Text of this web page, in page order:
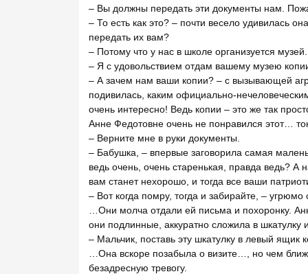
– Вы должны передать эти документы нам.
– То есть как это? – почти весело удивилась
передать их вам?
– Потому что у нас в школе организуется музей.
– Я с удовольствием отдам вашему музею
– А зачем нам ваши копии? – с вызывающей
подивилась, каким официально-
очень интересно! Ведь копии – это же так
Анне Федотовне очень не понравился этот…
– Верните мне в руки документы.
– Бабушка, – впервые заговорила самая
ведь очень, очень старенькая, правда ведь? А
вам станет нехорошо, и тогда все ваши
– Вот когда помру, тогда и забирайте, –
…Они молча отдали ей письма и похоронку.
они подлинные, аккуратно сложила в шкатулку
– Мальчик, поставь эту шкатулку в левый
…Она вскоре позабыла о визите…, но чем
безадресную тревогу.